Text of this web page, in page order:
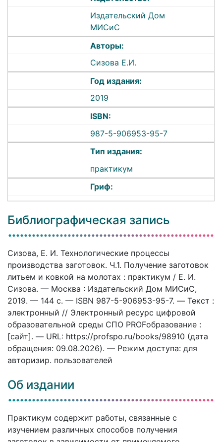
Издательский Дом
МИСиС
Авторы:
Сизова Е.И.
Год издания:
2019
ISBN:
987-5-906953-95-7
Тип издания:
практикум
Гриф:
Библиографическая запись
Сизова, Е. И. Технологические процессы
производства заготовок. Ч.1. Получение заготовок
литьем и ковкой на молотах : практикум / Е. И.
Сизова. — Москва : Издательский Дом МИСиС,
2019. — 144 c. — ISBN 987-5-906953-95-7. — Текст :
электронный // Электронный ресурс цифровой
образовательной среды СПО PROFобразование :
[сайт]. — URL: https://profspo.ru/books/98910 (дата
обращения: 09.08.2026). — Режим доступа: для
авторизир. пользователей
Об издании
Практикум содержит работы, связанные с
изучением различных способов получения